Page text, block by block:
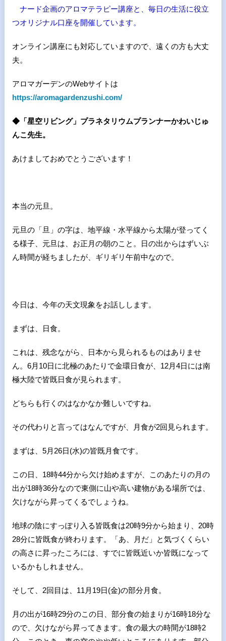
ナード企画のアロマテラピー講座と、毎日の生活に役立
つオリジナル口座を開催しています。
オンライン講座にも対応していますので、遠くの方も大丈
夫。
アロマガーデンのWebサイトは
https://aromagardenzushi.com/
◆「星空リビング」プラネタリウムプランナーかわいじゅ
んこ先生。
あけましておめでとうございます！
本当の元旦。
元旦の「旦」の字は、地平線・水平線から太陽が登ってく
る様子、 元旦は、お正月の朝のこと。日の出からはずいぶ
ん時間が経ちましたが、ギリギリ午前中なので。
今日は、今年の天文現象をお話しします。
まずは、日食。
これは、残念ながら、日本から見られるものはありませ
ん。6月10日に北極のあたりで金環日食が、12月4日には南
極大陸で皆既日食が見られます。
どちらも行くのはなかなか難しいですね。
その代わりと言ってはなんですが、月食が2回見られます。
まずは、5月26日(水)の皆既月食です。
この日、18時44分から欠け始めますが、このあたりの月の
出が18時36分なので東側に山や高い建物がある場所では、
欠けながら昇ってくるでしょうね。
地球の陰にすっぽり入る皆既食は20時9分から始まり、20時
28分に皆既食が終わります。「あ、月だ」と気づくくらい
の高さに昇ったころには、すでに皆既近いか皆既になって
いるかもしれません。
そして、2回目は、11月19日(金)の部分月食。
月の出が16時29分のこの日、部分食の始まりが16時18分な
ので、欠けながら昇ってきます。食の最大の時間が18時2